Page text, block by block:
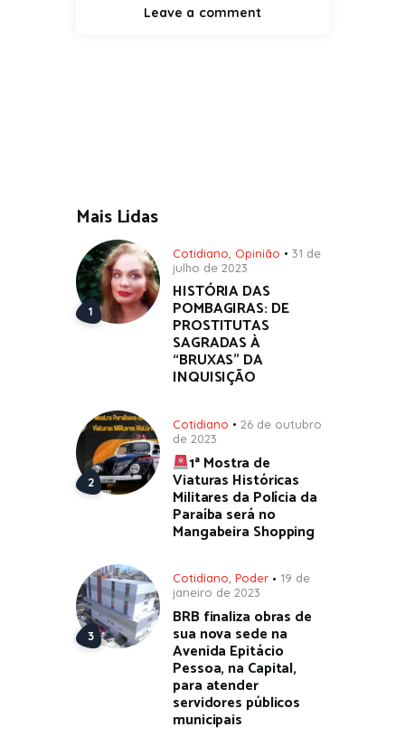
Mais Lidas
Cotidiano Opinião
31 de
julho de 2023
HISTÓRIA DAS
POMBAGIRAS: DE
PROSTITUTAS
SAGRADAS À
“BRUXAS” DA
INQUISIÇÃO
Cotidiano
26 de outubro
de 2023
1ª Mostra de
Viaturas Históricas
Militares da Polícia da
Paraíba será no
Mangabeira Shopping
Cotidiano, Poder
19 de
janeiro de 2023
BRB finaliza obras de
sua nova sede na
Avenida Epitácio
Pessoa, na Capital,
para atender
servidores públicos
municipais